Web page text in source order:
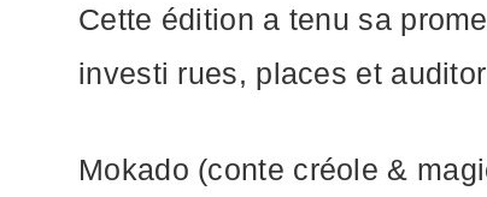
Cette édition a tenu sa
investi rues, places et
Mokado (conte créole &